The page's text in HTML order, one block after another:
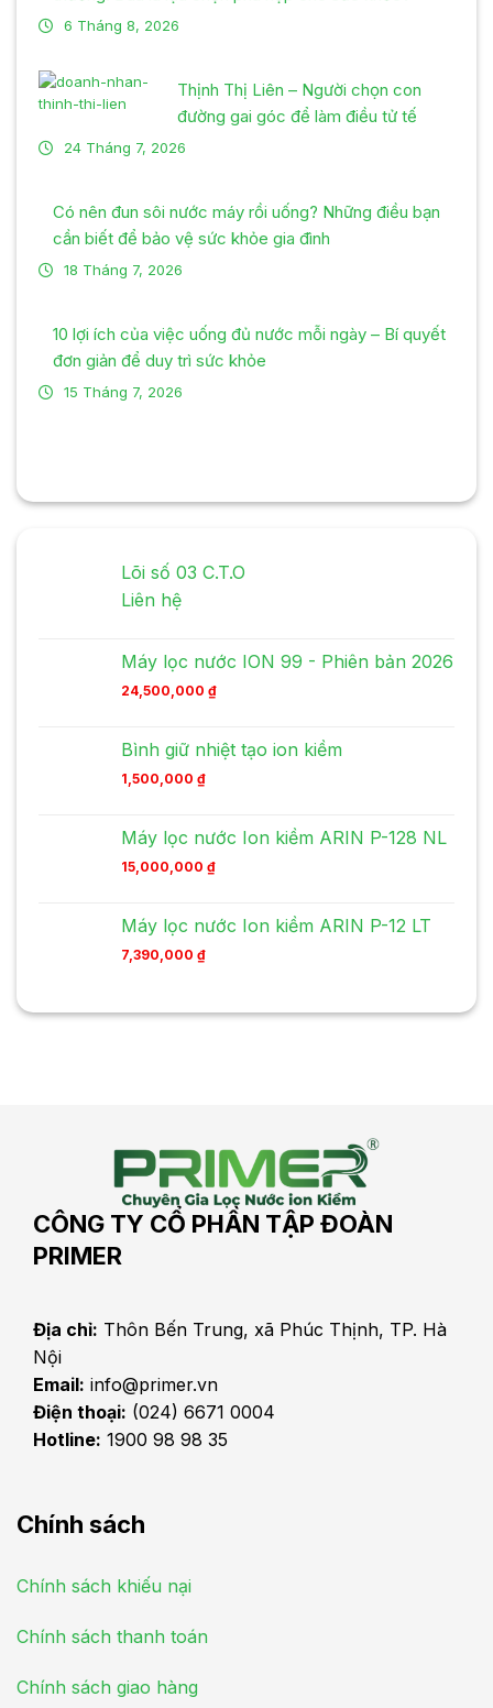
6 Tháng 8, 2026
Thịnh Thị Liên – Người chọn con
đường gai góc để làm điều tử tế
24 Tháng 7, 2026
Có nên đun sôi nước máy rồi uống? Những điều bạn
cần biết để bảo vệ sức khỏe gia đình
18 Tháng 7, 2026
10 lợi ích của việc uống đủ nước mỗi ngày – Bí quyết
đơn giản để duy trì sức khỏe
15 Tháng 7, 2026
Lõi số 03 C.T.O
Liên hệ
Máy lọc nước ION 99 - Phiên bản 2026
24,500,000 ₫
Bình giữ nhiệt tạo ion kiềm
1,500,000 ₫
Máy lọc nước Ion kiềm ARIN P-128 NL
15,000,000 ₫
Máy lọc nước Ion kiềm ARIN P-12 LT
7,390,000 ₫
CÔNG TY CỔ PHẦN TẬP ĐOÀN
PRIMER
Địa chỉ: Thôn Bến Trung, xã Phúc Thịnh, TP. Hà
Nội
Email: info@primer.vn
Điện thoại: (024) 6671 0004
Hotline: 1900 98 98 35
Chính sách
Chính sách khiếu nại
Chính sách thanh toán
Chính sách giao hàng